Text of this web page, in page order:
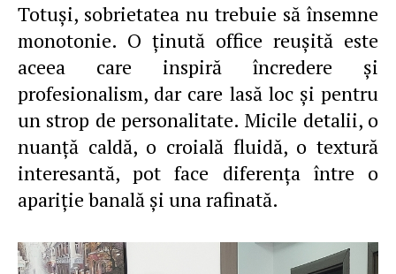
Totuşi, sobrietatea nu trebuie să însemne
monotonie. O ţinută office reuşită este
aceea care inspiră încredere şi
profesionalism, dar care lasă loc şi pentru
un strop de personalitate. Micile detalii, o
nuanţă caldă, o croială fluidă, o textură
interesantă, pot face diferenţa între o
apariţie banală şi una rafinată.